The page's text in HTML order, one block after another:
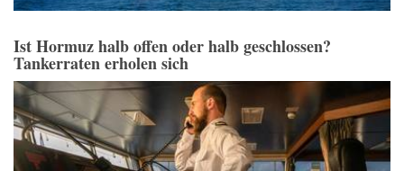
Ist Hormuz halb offen oder halb geschlossen?
Tankerraten erholen sich